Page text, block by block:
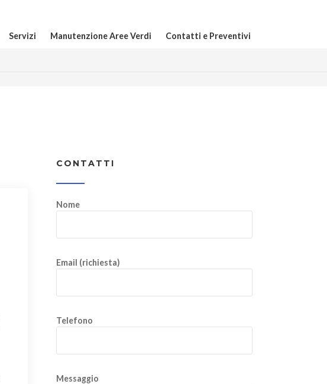
Servizi Manutenzione Aree Verdi Contatti e Preventivi
CONTATTI
Nome
Email (richiesta)
Telefono
Messaggio